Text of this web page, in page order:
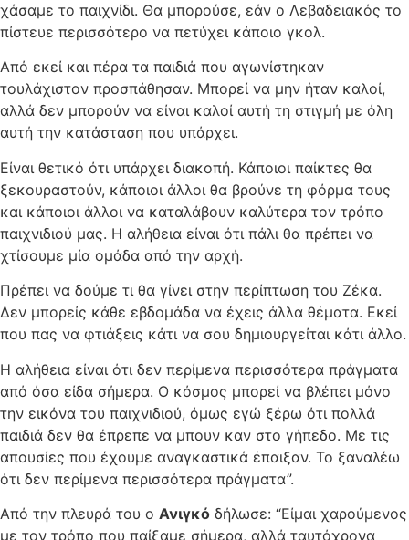
χάσαμε το παιχνίδι. Θα μπορούσε, εάν ο Λεβαδειακός το
πίστευε περισσότερο να πετύχει κάποιο γκολ.
Από εκεί και πέρα τα παιδιά που αγωνίστηκαν
τουλάχιστον προσπάθησαν. Μπορεί να μην ήταν καλοί,
αλλά δεν μπορούν να είναι καλοί αυτή τη στιγμή με όλη
αυτή την κατάσταση που υπάρχει.
Είναι θετικό ότι υπάρχει διακοπή. Κάποιοι παίκτες θα
ξεκουραστούν, κάποιοι άλλοι θα βρούνε τη φόρμα τους
και κάποιοι άλλοι να καταλάβουν καλύτερα τον τρόπο
παιχνιδιού μας. Η αλήθεια είναι ότι πάλι θα πρέπει να
χτίσουμε μία ομάδα από την αρχή.
Πρέπει να δούμε τι θα γίνει στην περίπτωση του Ζέκα.
Δεν μπορείς κάθε εβδομάδα να έχεις άλλα θέματα. Εκεί
που πας να φτιάξεις κάτι να σου δημιουργείται κάτι άλλο.
Η αλήθεια είναι ότι δεν περίμενα περισσότερα πράγματα
από όσα είδα σήμερα. Ο κόσμος μπορεί να βλέπει μόνο
την εικόνα του παιχνιδιού, όμως εγώ ξέρω ότι πολλά
παιδιά δεν θα έπρεπε να μπουν καν στο γήπεδο. Με τις
απουσίες που έχουμε αναγκαστικά έπαιξαν. Το ξαναλέω
ότι δεν περίμενα περισσότερα πράγματα”.
Από την πλευρά του ο Ανιγκό δήλωσε: “Είμαι χαρούμενος
με τον τρόπο που παίξαμε σήμερα, αλλά ταυτόχρονα